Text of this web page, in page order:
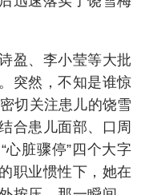
、李小莹等大批
突然，不知是谁惊
切关注患儿的饶雪
合患儿面部、口周
心脏骤停”四个大字
职业惯性下，她在